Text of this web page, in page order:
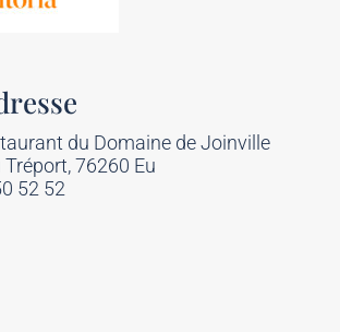
du Domaine de Joinville
76260 Eu
52 52